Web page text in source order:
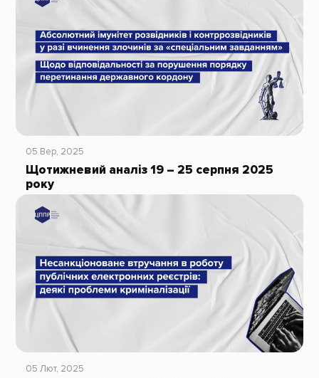
05 Вер, 2025
Щотижневий аналіз 19 – 25 серпня 2025
року
05 Лют, 2025